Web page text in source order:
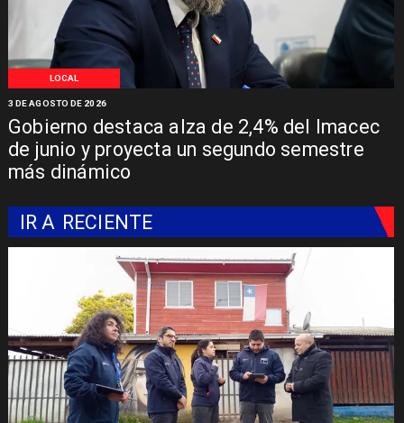
LOCAL
Gobierno destaca alza de 2,4% del Imacec
de junio y proyecta un segundo semestre
más dinámico
3 DE AGOSTO DE 2026
IR A RECIENTE